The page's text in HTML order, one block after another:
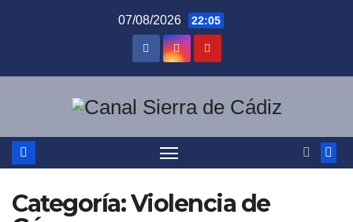
07/08/2026 22:05
Categoría:Violencia de